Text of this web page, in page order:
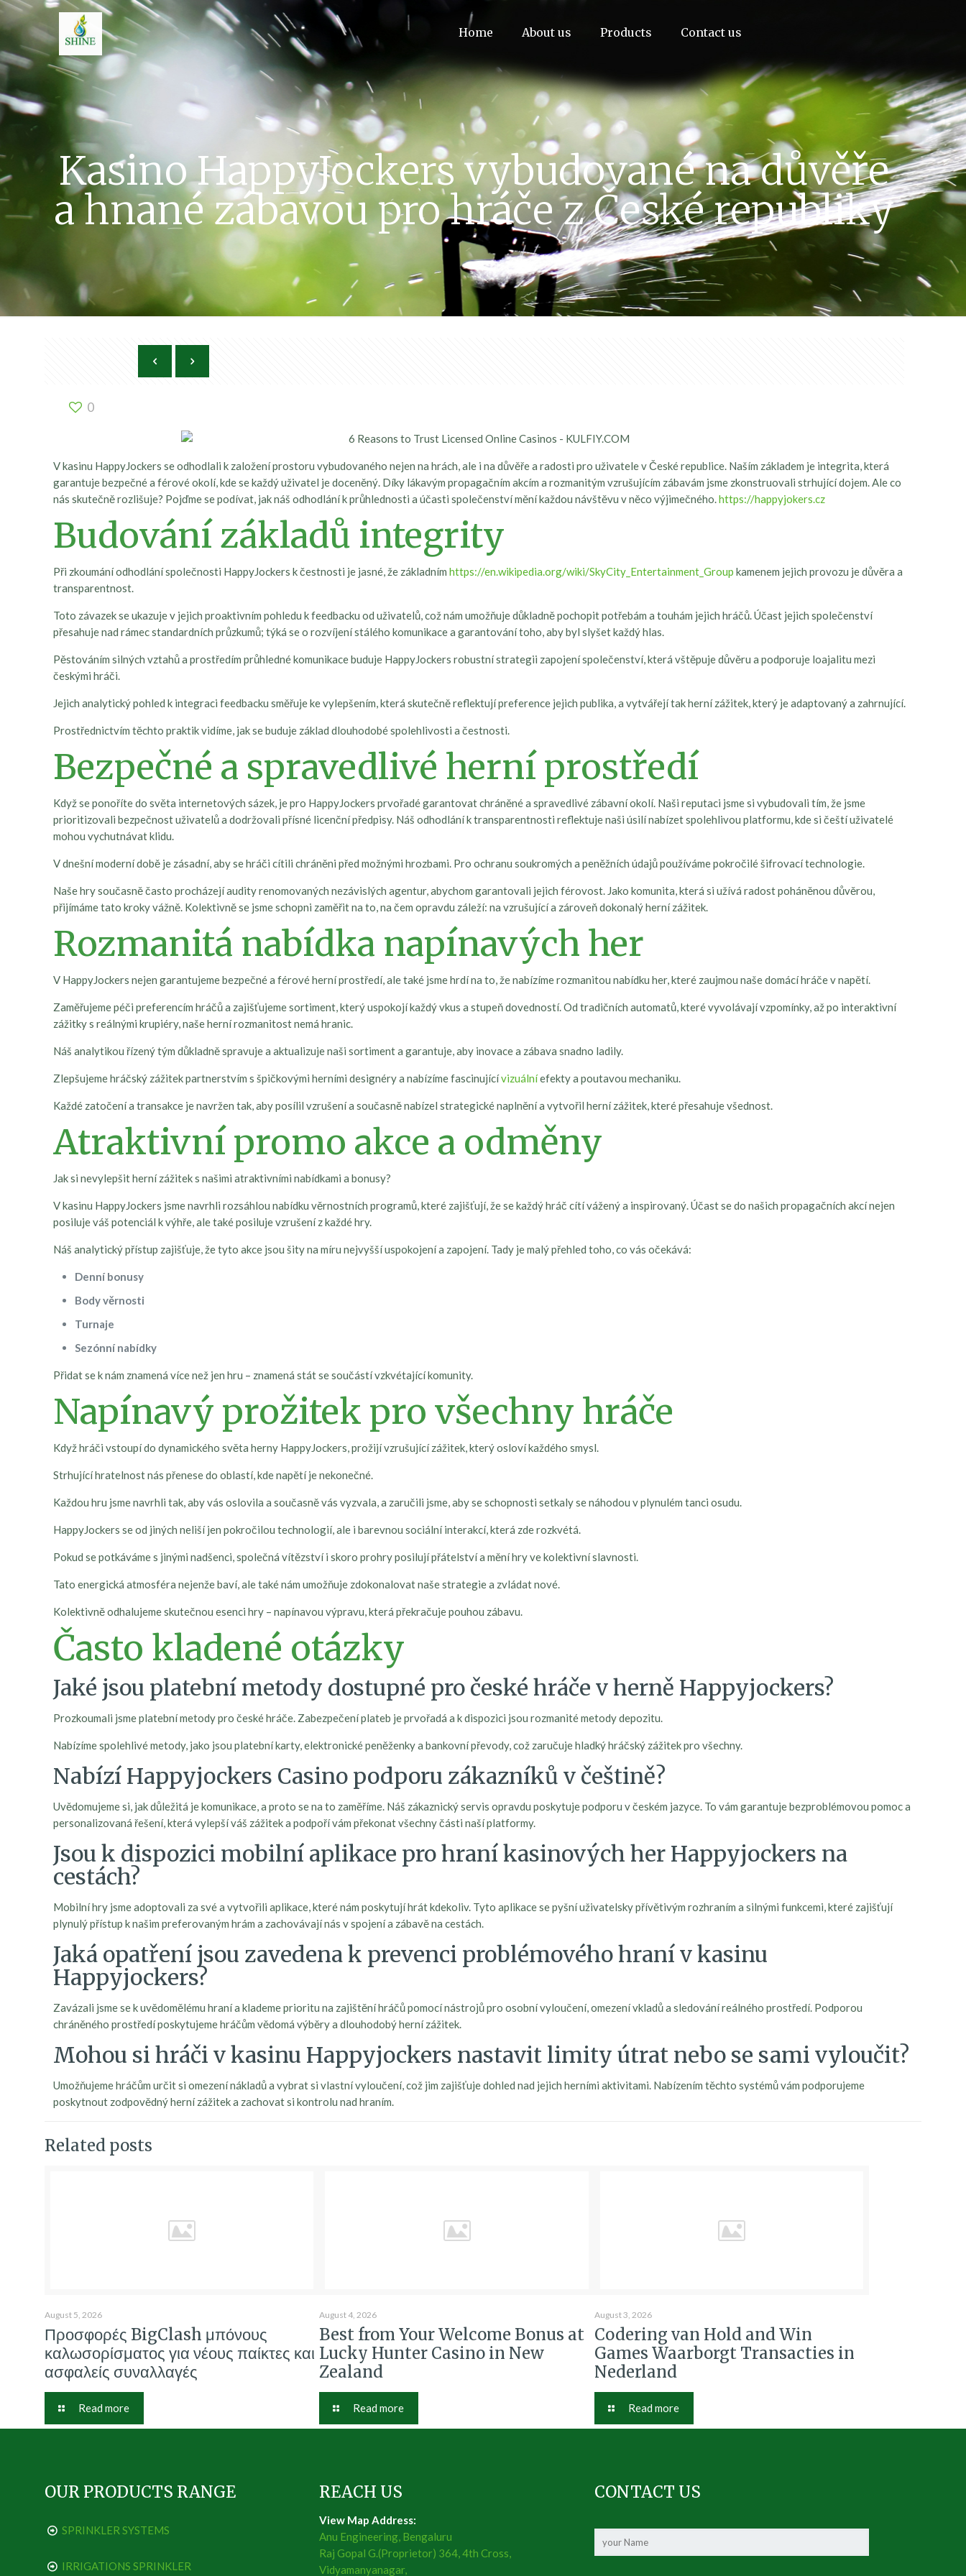
Home About us Products Contact us
Kasino HappyJockers vybudované na důvěře
a hnané zábavou pro hráče z České republiky
0
V kasinu HappyJockers se odhodlali k založení prostoru vybudovaného nejen na hrách, ale i na důvěře a radosti pro uživatele v České republice. Naším základem je integrita, která
garantuje bezpečné a férové okolí, kde se každý uživatel je doceněný. Díky lákavým propagačním akcím a rozmanitým vzrušujícím zábavám jsme zkonstruovali strhující dojem. Ale co
nás skutečně rozlišuje? Pojďme se podívat, jak náš odhodlání k průhlednosti a účasti společenství mění každou návštěvu v něco výjimečného.https://happyjokers.cz
Budování základů integrity
Při zkoumání odhodlání společnosti HappyJockers k čestnosti je jasné, že základnímhttps://en.wikipedia.org/wiki/SkyCity_Entertainment_Group kamenem jejich provozu je důvěra a
transparentnost.
Toto závazek se ukazuje v jejich proaktivním pohledu k feedbacku od uživatelů, což nám umožňuje důkladně pochopit potřebám a touhám jejich hráčů. Účast jejich společenství
přesahuje nad rámec standardních průzkumů; týká se o rozvíjení stálého komunikace a garantování toho, aby byl slyšet každý hlas.
Pěstováním silných vztahů a prostředím průhledné komunikace buduje HappyJockers robustní strategii zapojení společenství, která vštěpuje důvěru a podporuje loajalitu mezi
českými hráči.
Jejich analytický pohled k integraci feedbacku směřuje ke vylepšením, která skutečně reflektují preference jejich publika, a vytvářejí tak herní zážitek, který je adaptovaný a zahrnující.
Prostřednictvím těchto praktik vidíme, jak se buduje základ dlouhodobé spolehlivosti a čestnosti.
Bezpečné a spravedlivé herní prostředí
Když se ponoříte do světa internetových sázek, je pro HappyJockers prvořadé garantovat chráněné a spravedlivé zábavní okolí. Naši reputaci jsme si vybudovali tím, že jsme
prioritizovali bezpečnost uživatelů a dodržovali přísné licenční předpisy. Náš odhodlání k transparentnosti reflektuje naši úsilí nabízet spolehlivou platformu, kde si čeští uživatelé
mohou vychutnávat klidu.
V dnešní moderní době je zásadní, aby se hráči cítili chráněni před možnými hrozbami. Pro ochranu soukromých a peněžních údajů používáme pokročilé šifrovací technologie.
Naše hry současně často procházejí audity renomovaných nezávislých agentur, abychom garantovali jejich férovost. Jako komunita, která si užívá radost poháněnou důvěrou,
přijímáme tato kroky vážně. Kolektivně se jsme schopni zaměřit na to, na čem opravdu záleží: na vzrušující a zároveň dokonalý herní zážitek.
Rozmanitá nabídka napínavých her
V HappyJockers nejen garantujeme bezpečné a férové herní prostředí, ale také jsme hrdí na to, že nabízíme rozmanitou nabídku her, které zaujmou naše domácí hráče v napětí.
Zaměřujeme péči preferencím hráčů a zajišťujeme sortiment, který uspokojí každý vkus a stupeň dovedností. Od tradičních automatů, které vyvolávají vzpomínky, až po interaktivní
zážitky s reálnými krupiéry, naše herní rozmanitost nemá hranic.
Náš analytikou řízený tým důkladně spravuje a aktualizuje naši sortiment a garantuje, aby inovace a zábava snadno ladily.
Zlepšujeme hráčský zážitek partnerstvím s špičkovými herními designéry a nabízíme fascinujícívizuálníefekty a poutavou mechaniku.
Každé zatočení a transakce je navržen tak, aby posílil vzrušení a současně nabízel strategické naplnění a vytvořil herní zážitek, které přesahuje všednost.
Atraktivní promo akce a odměny
Jak si nevylepšit herní zážitek s našimi atraktivními nabídkami a bonusy?
V kasinu HappyJockers jsme navrhli rozsáhlou nabídku věrnostních programů, které zajišťují, že se každý hráč cítí vážený a inspirovaný. Účast se do našich propagačních akcí nejen
posiluje váš potenciál k výhře, ale také posiluje vzrušení z každé hry.
Náš analytický přístup zajišťuje, že tyto akce jsou šity na míru nejvyšší uspokojení a zapojení. Tady je malý přehled toho, co vás očekává:
Denní bonusy
Body věrnosti
Turnaje
Sezónní nabídky
Přidat se k nám znamená více než jen hru – znamená stát se součástí vzkvétající komunity.
Napínavý prožitek pro všechny hráče
Když hráči vstoupí do dynamického světa herny HappyJockers, prožijí vzrušující zážitek, který osloví každého smysl.
Strhující hratelnost nás přenese do oblastí, kde napětí je nekonečné.
Každou hru jsme navrhli tak, aby vás oslovila a současně vás vyzvala, a zaručili jsme, aby se schopnosti setkaly se náhodou v plynulém tanci osudu.
HappyJockers se od jiných neliší jen pokročilou technologií, ale i barevnou sociální interakcí, která zde rozkvétá.
Pokud se potkáváme s jinými nadšenci, společná vítězství i skoro prohry posilují přátelství a mění hry ve kolektivní slavnosti.
Tato energická atmosféra nejenže baví, ale také nám umožňuje zdokonalovat naše strategie a zvládat nové.
Kolektivně odhalujeme skutečnou esenci hry – napínavou výpravu, která překračuje pouhou zábavu.
Často kladené otázky
Jaké jsou platební metody dostupné pro české hráče v herně Happyjockers?
Prozkoumali jsme platební metody pro české hráče. Zabezpečení plateb je prvořadá a k dispozici jsou rozmanité metody depozitu.
Nabízíme spolehlivé metody, jako jsou platební karty, elektronické peněženky a bankovní převody, což zaručuje hladký hráčský zážitek pro všechny.
Nabízí Happyjockers Casino podporu zákazníků v češtině?
Uvědomujeme si, jak důležitá je komunikace, a proto se na to zaměříme. Náš zákaznický servis opravdu poskytuje podporu v českém jazyce. To vám garantuje bezproblémovou pomoc a
personalizovaná řešení, která vylepší váš zážitek a podpoří vám překonat všechny části naší platformy.
Jsou k dispozici mobilní aplikace pro hraní kasinových her Happyjockers na
cestách?
Mobilní hry jsme adoptovali za své a vytvořili aplikace, které nám poskytují hrát kdekoliv. Tyto aplikace se pyšní uživatelsky přívětivým rozhraním a silnými funkcemi, které zajišťují
plynulý přístup k našim preferovaným hrám a zachovávají nás v spojení a zábavě na cestách.
Jaká opatření jsou zavedena k prevenci problémového hraní v kasinu
Happyjockers?
Zavázali jsme se k uvědomělému hraní a klademe prioritu na zajištění hráčů pomocí nástrojů pro osobní vyloučení, omezení vkladů a sledování reálného prostředí. Podporou
chráněného prostředí poskytujeme hráčům vědomá výběry a dlouhodobý herní zážitek.
Mohou si hráči v kasinu Happyjockers nastavit limity útrat nebo se sami vyloučit?
Umožňujeme hráčům určit si omezení nákladů a vybrat si vlastní vyloučení, což jim zajišťuje dohled nad jejich herními aktivitami. Nabízením těchto systémů vám podporujeme
poskytnout zodpovědný herní zážitek a zachovat si kontrolu nad hraním.
Related posts
August 5, 2026
Προσφορές BigClash μπόνους
καλωσορίσματος για νέους παίκτες και
ασφαλείς συναλλαγές
Read more
August 4, 2026
Best from Your Welcome Bonus at
Lucky Hunter Casino in New
Zealand
Read more
August 3, 2026
Codering van Hold and Win
Games Waarborgt Transacties in
Nederland
Read more
OUR PRODUCTS RANGE
SPRINKLER SYSTEMS
IRRIGATIONS SPRINKLER
REACH US
View Map Address:
Anu Engineering, Bengaluru
Raj Gopal G.(Proprietor) 364, 4th Cross,
Vidyamanyanagar,
CONTACT US